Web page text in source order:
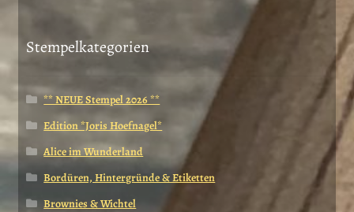
Stempelkategorien
** NEUE Stempel 2026 **
Edition *Joris Hoefnagel*
Alice im Wunderland
Bordüren, Hintergründe & Etiketten
Brownies & Wichtel